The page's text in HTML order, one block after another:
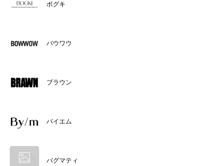
ボグキ
バウワウ
ブラウン
バイエム
バグマティ